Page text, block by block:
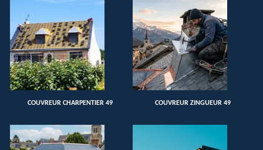
COUVREUR CHARPENTIER 49 COUVREUR ZINGUEUR 49